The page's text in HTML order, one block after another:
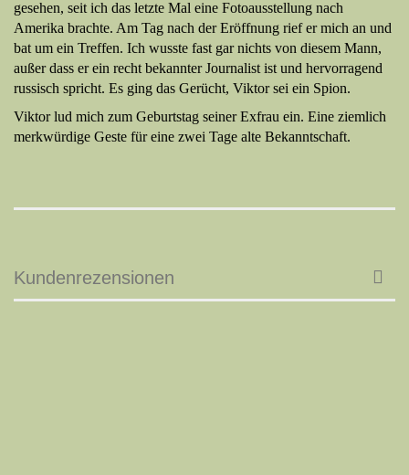
gesehen, seit ich das letzte Mal eine Fotoausstellung nach
Amerika brachte. Am Tag nach der Eröffnung rief er mich an und
bat um ein Treffen. Ich wusste fast gar nichts von diesem Mann,
außer dass er ein recht bekannter Journalist ist und hervorragend
russisch spricht. Es ging das Gerücht, Viktor sei ein Spion.
Viktor lud mich zum Geburtstag seiner Exfrau ein. Eine ziemlich
merkwürdige Geste für eine zwei Tage alte Bekanntschaft.
Kundenrezensionen